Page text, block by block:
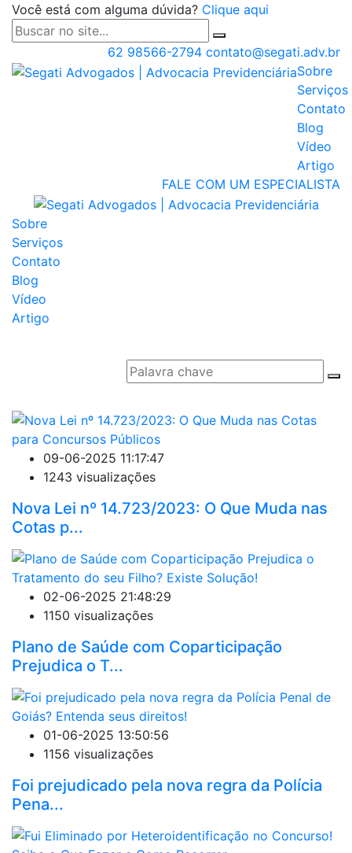
Você está com alguma dúvida? Clique aqui
62 98566-2794 contato@segati.adv.br
Segati
Sobre
Serviços
Contato
Blog
Vídeo
Artigo
FALE COM UM ESPECIALISTA
Sobre
Serviços
Contato
Blog
Vídeo
Artigo
09-06-2025 11:17:47
1243 visualizações
Nova Lei nº 14.723/2023: O Que Muda nas
Cotas p...
02-06-2025 21:48:29
1150 visualizações
Plano de Saúde com Coparticipação
Prejudica o T...
01-06-2025 13:50:56
1156 visualizações
Foi prejudicado pela nova regra da Polícia
Pena...